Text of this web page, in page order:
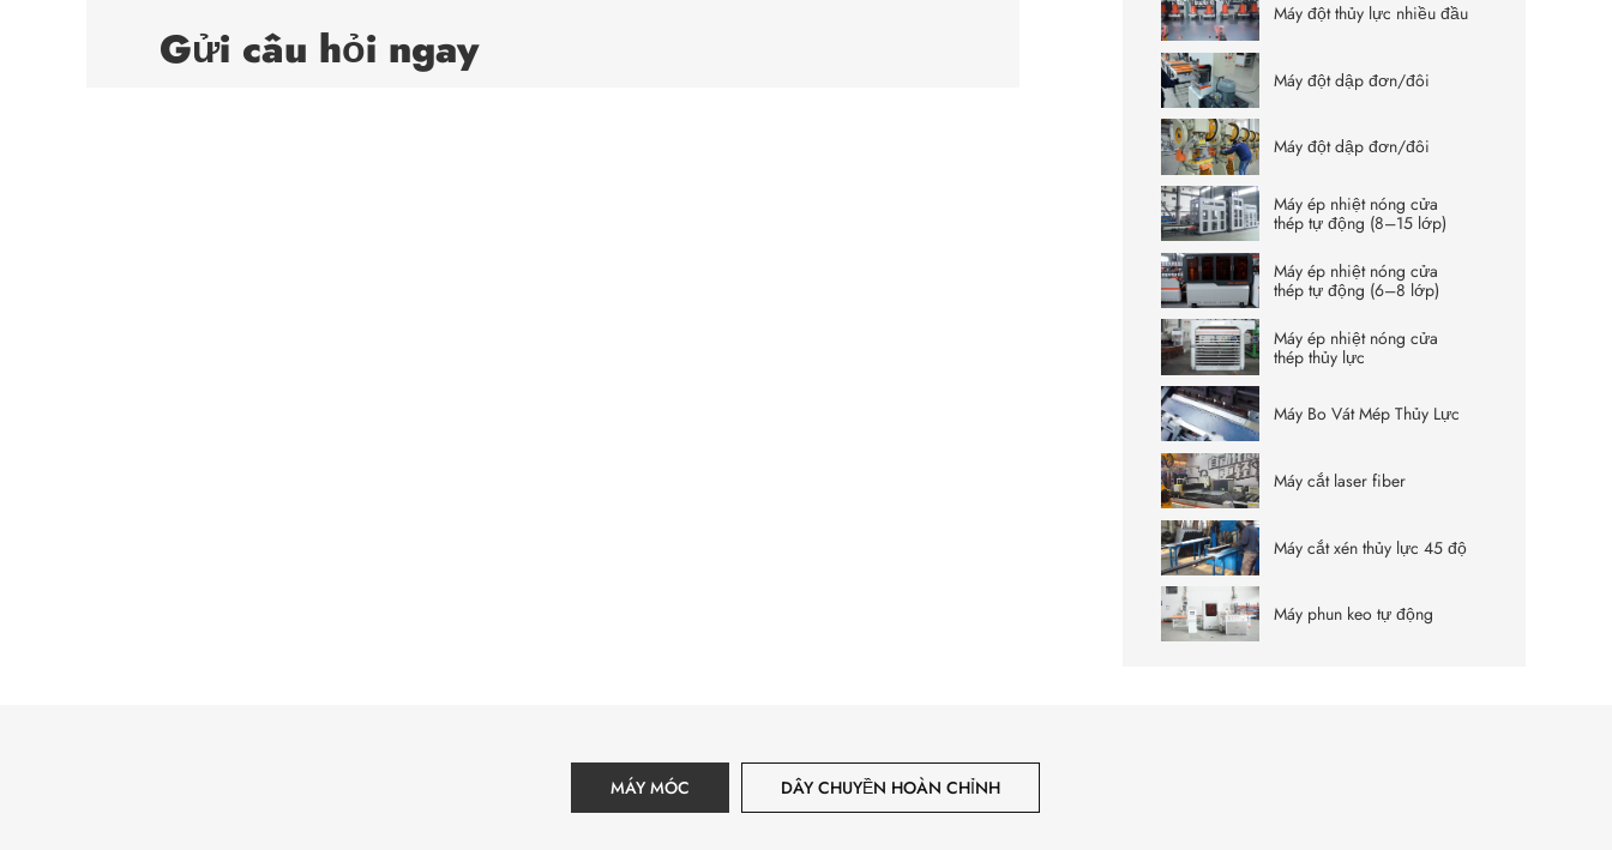
Gửi câu hỏi ngay
Máy đột thủy lực nhiều đầu
Máy đột dập đơn/đôi
Máy đột dập đơn/đôi
Máy ép nhiệt nóng cửa
thép tự động (8–15 lớp)
Máy ép nhiệt nóng cửa
thép tự động (6–8 lớp)
Máy ép nhiệt nóng cửa
thép thủy lực
Máy Bo Vát Mép Thủy Lực
Máy cắt laser fiber
Máy cắt xén thủy lực 45 độ
Máy phun keo tự động
MÁY MÓC DÂY CHUYỀN HOÀN CHỈNH